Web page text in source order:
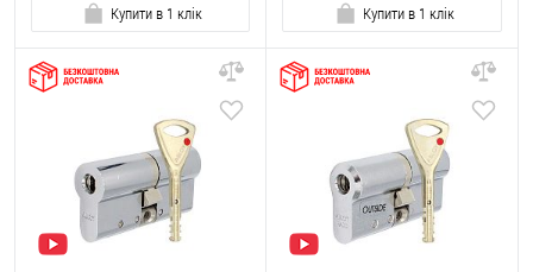
Купити в 1 клік Купити в 1 клік